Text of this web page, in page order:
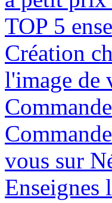
TOP 5
Création
l'image de
vous sur
Enseignes